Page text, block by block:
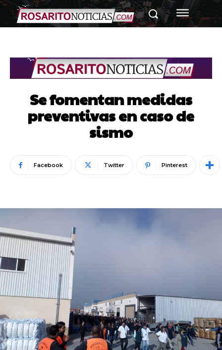
Se fomentan medidas
preventivas en caso de
sismo
Facebook Twitter Pinterest